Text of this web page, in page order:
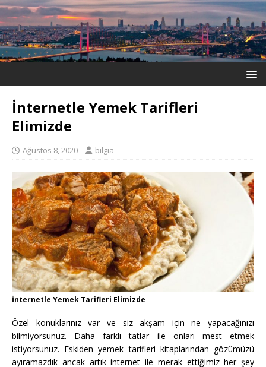
İnternetle Yemek Tarifleri
Elimizde
Ağustos 8, 2020 bilgia
İnternetle Yemek Tarifleri Elimizde
Özel konuklarınız var ve siz akşam için ne yapacağınızı
bilmiyorsunuz. Daha farklı tatlar ile onları mest etmek
istiyorsunuz. Eskiden yemek tarifleri kitaplarından gözümüzü
ayıramazdık ancak artık internet ile merak ettiğimiz her şey